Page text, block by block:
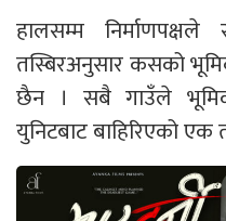
हालसम्म
तस्बिरअनुसार कसको
छैन । सबै गाउँले
युनिटबाट बाहिरिएको